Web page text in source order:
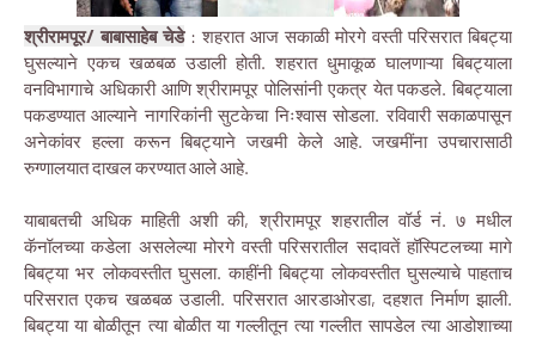
श्रीरामपूर/ बाबासाहेब चेडे: शहरात आज सकाळी मोरगे वस्ती परिसरात बिबट्या
घुसल्याने एकच खळबळ उडाली होती. शहरात धुमाकूळ घालणाऱ्या बिबट्याला
वनविभागाचे अधिकारी आणि श्रीरामपूर पोलिसांनी एकत्र येत पकडले. बिबट्याला
पकडण्यात आल्याने नागरिकांनी सुटकेचा निःश्वास सोडला. रविवारी सकाळपासून
अनेकांवर हल्ला करून बिबट्याने जखमी केले आहे. जखमींना उपचारासाठी
रुग्णालयात दाखल करण्यात आले आहे.
याबाबतची अधिक माहिती अशी की, श्रीरामपूर शहरातील वॉर्ड नं. ७ मधील
कॅनॉलच्या कडेला असलेल्या मोरगे वस्ती परिसरातील सदावतें हॉस्पिटलच्या मागे
बिबट्या भर लोकवस्तीत घुसला. काहींनी बिबट्या लोकवस्तीत घुसल्याचे पाहताच
परिसरात एकच खळबळ उडाली. परिसरात आरडाओरडा, दहशत निर्माण झाली.
बिबट्या या बोळीतून त्या बोळीत या गल्लीतून त्या गल्लीत सापडेल त्या आडोशाच्या